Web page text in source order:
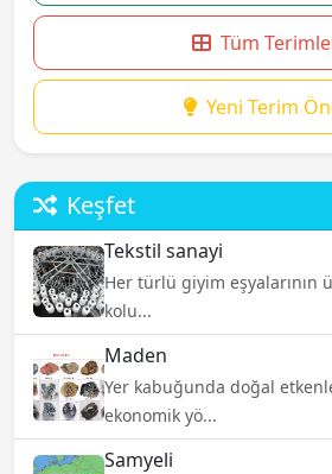
Tüm
Yeni Terim
Keşfet
Tekstil sanayi
Her türlü giyim eşyalarının
kolu...
Maden
Yer kabuğunda doğal
ekonomik yö...
Samyeli